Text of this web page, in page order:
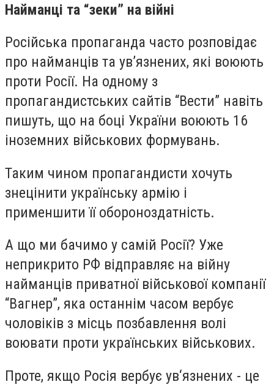
Найманці та “зеки” на війні
Російська пропаганда часто розповідає
про найманців та ув’язнених, які воюють
проти Росії. На одному з
пропагандистських сайтів “Вести” навіть
пишуть, що на боці України воюють 16
іноземних військових формувань.
Таким чином пропагандисти хочуть
знецінити українську армію і
применшити її обороноздатність.
А що ми бачимо у самій Росії? Уже
неприкрито РФ відправляє на війну
найманців приватної військової компанії
“Вагнер”, яка останнім часом вербує
чоловіків з місць позбавлення волі
воювати проти українських військових.
Проте, якщо Росія вербує ув‘язнених - це